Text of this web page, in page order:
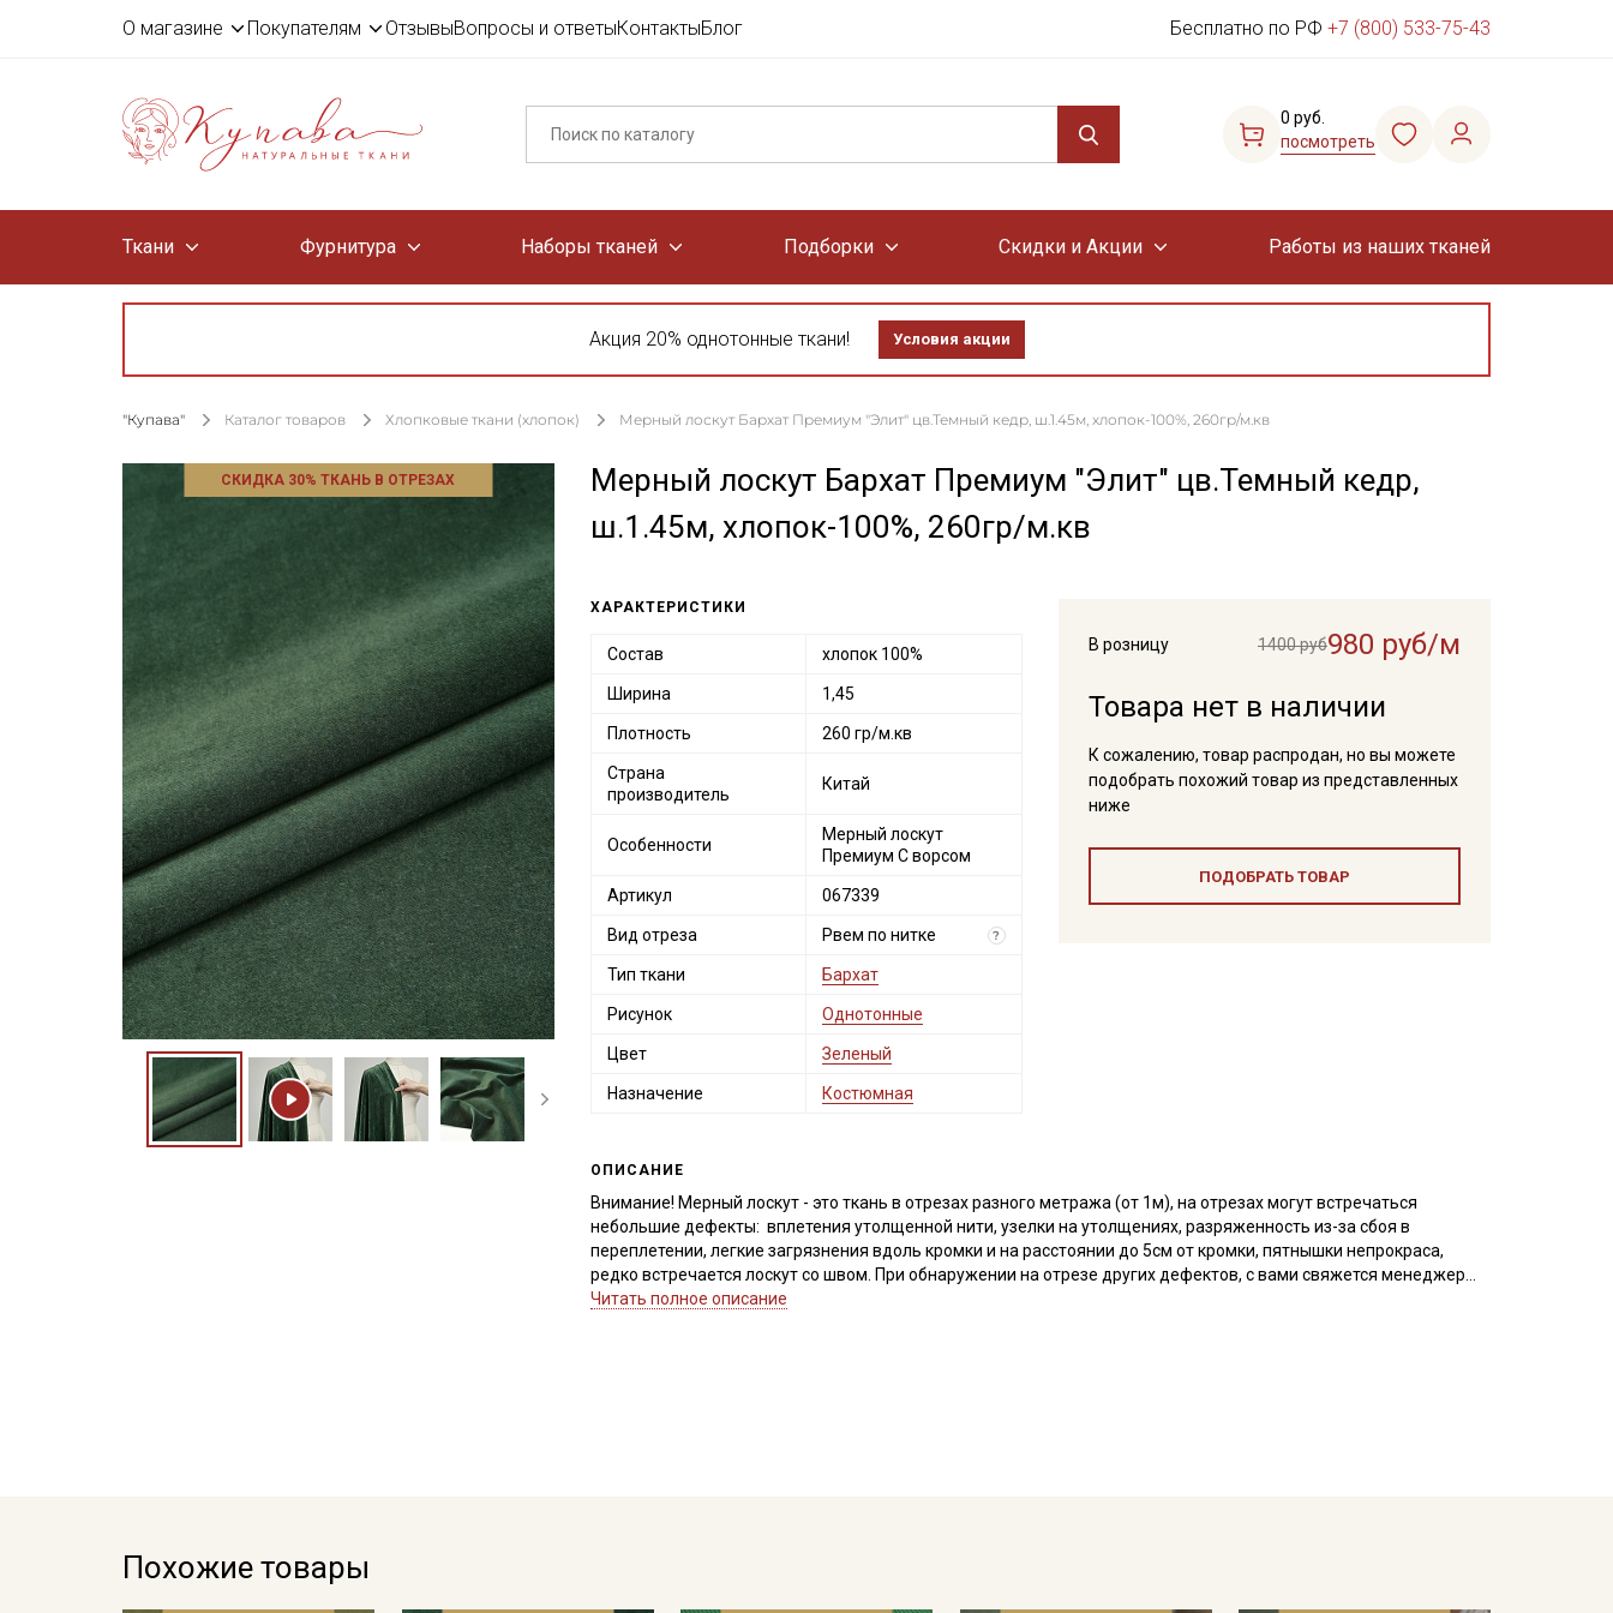
О магазине Покупателям ОтзывыВопросы и ответыКонтактыБлог Бесплатно по РФ +7 (800) 533-75-43
0 руб.
посмотреть
Ткани Фурнитура Наборы тканей Подборки Скидки и Акции Работы из наших тканей
Акция 20% однотонные ткани! Условия акции
"Купава" Каталог товаров Хлопковые ткани (хлопок) Мерный лоскут Бархат Премиум "Элит" цв.Темный кедр, ш.1.45м, хлопок-100%, 260гр/м.кв
СКИДКА 30% ТКАНЬ В ОТРЕЗАХ
Мерный лоскут Бархат Премиум "Элит" цв.Темный кедр,
ш.1.45м, хлопок-100%, 260гр/м.кв
В розницу 1400 руб980 руб/м
Товара нет в наличии
К сожалению, товар распродан, но вы можете
подобрать похожий товар из представленных
ниже
ПОДОБРАТЬ ТОВАР
ХАРАКТЕРИСТИКИ
Состав хлопок 100%
Ширина 1,45
Плотность 260 гр/м.кв
Страна
производитель
Китай
Особенности
Мерный лоскут
Премиум С ворсом
Артикул 067339
Вид отреза Рвем по нитке ?
Тип ткани Бархат
Рисунок Однотонные
Цвет Зеленый
Назначение Костюмная
ОПИСАНИЕ
Внимание! Мерный лоскут - это ткань в отрезах разного метража (от 1м), на отрезах могут встречаться
небольшие дефекты: вплетения утолщенной нити, узелки на утолщениях, разряженность из-за сбоя в
переплетении, легкие загрязнения вдоль кромки и на расстоянии до 5см от кромки, пятнышки непрокраса,
редко встречается лоскут со швом. При обнаружении на отрезе других дефектов, с вами свяжется менеджер
для дополнительного согласования. В комментариях к заказу просим указывать необходимый единый метраж
Читать полное описание
Похожие товары